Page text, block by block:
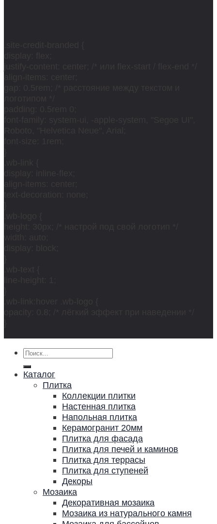
Искать:
Каталог
Плитка
Коллекции плитки
Настенная плитка
Напольная плитка
Керамогранит 20мм
Плитка для фасада
Плитка для печей и каминов
Плитка для террасы
Плитка для ступеней
Декоры
Мозаика
Декоративная мозаика
Мозаика из натурального камня